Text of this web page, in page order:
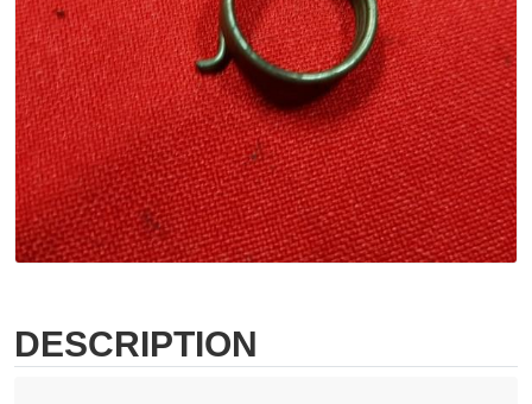
DESCRIPTION